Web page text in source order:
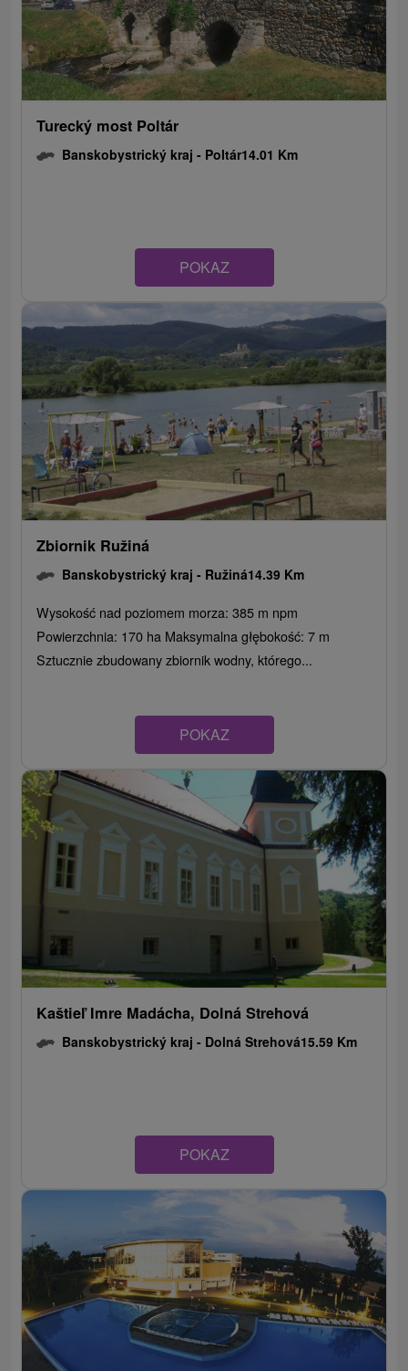
Turecký most Poltár
Banskobystrický kraj - Poltár14.01 Km
POKAZ
Zbiornik Ružiná
Banskobystrický kraj - Ružiná14.39 Km
Wysokość nad poziomem morza: 385 m npm
Powierzchnia: 170 ha Maksymalna głębokość: 7 m
Sztucznie zbudowany zbiornik wodny, którego...
POKAZ
Kaštieľ Imre Madácha, Dolná Strehová
Banskobystrický kraj - Dolná Strehová15.59 Km
POKAZ